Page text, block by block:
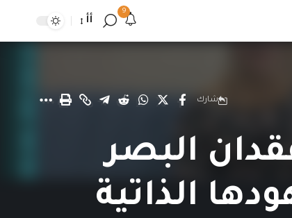
9
أأ
شارك
البصر
الذاتية